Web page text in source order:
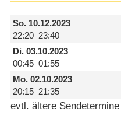
So.10.12.2023
22:20–23:40
Di.03.10.2023
00:45–01:55
Mo.02.10.2023
20:15–21:35
evtl. ältere